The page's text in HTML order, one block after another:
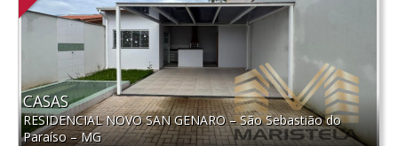
CASAS
RESIDENCIAL NOVO SAN GENARO–São Sebastião do
Paraíso–MG